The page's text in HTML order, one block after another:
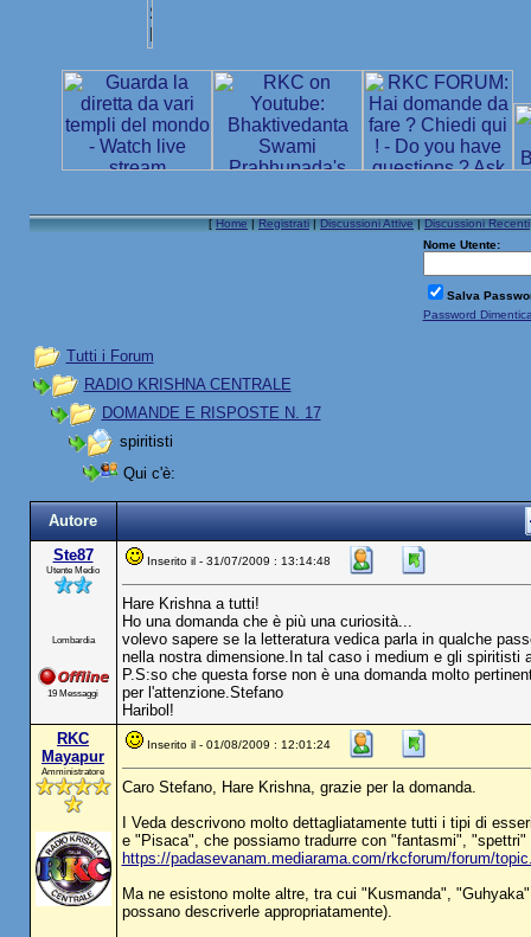
[Home|Registrati|Discussioni Attive|Discussioni Recenti
Nome Utente:
Salva
Password
Tutti i Forum
RADIO KRISHNA CENTRALE
DOMANDE E RISPOSTE N. 17
spiritisti
Qui c'è:
Autore
Ste87
Utente Medio
Lombardia
19 Messaggi
Inserito il - 31/07/2009 : 13:14:48
Hare Krishna a tutti!
Ho una domanda che è più una curiosità...
volevo sapere se la letteratura vedica parla in qualche
nella nostra dimensione.In tal caso i medium e gli spiritisti
P.S:so che questa forse non è una domanda molto
per l'attenzione.Stefano
Haribol!
RKC
Mayapur
Amministratore
Inserito il - 01/08/2009 : 12:01:24
Caro Stefano, Hare Krishna, grazie per la domanda.
I Veda descrivono molto dettagliatamente tutti i tipi di
e "Pisaca", che possiamo tradurre con "fantasmi",
https://padasevanam.mediarama.com/rkcforum/forum/
Ma ne esistono molte altre, tra cui "Kusmanda",
possano descriverle appropriatamente).